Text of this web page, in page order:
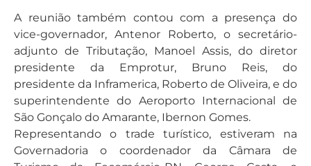
A reunião também contou com a presença do
vice-governador, Antenor Roberto, o secretário-
adjunto de Tributação, Manoel Assis, do diretor
presidente da Emprotur, Bruno Reis, do
presidente da Inframerica, Roberto de Oliveira, e do
superintendente do Aeroporto Internacional de
São Gonçalo do Amarante, Ibernon Gomes.
Representando o trade turístico, estiveram na
Governadoria o coordenador da Câmara de